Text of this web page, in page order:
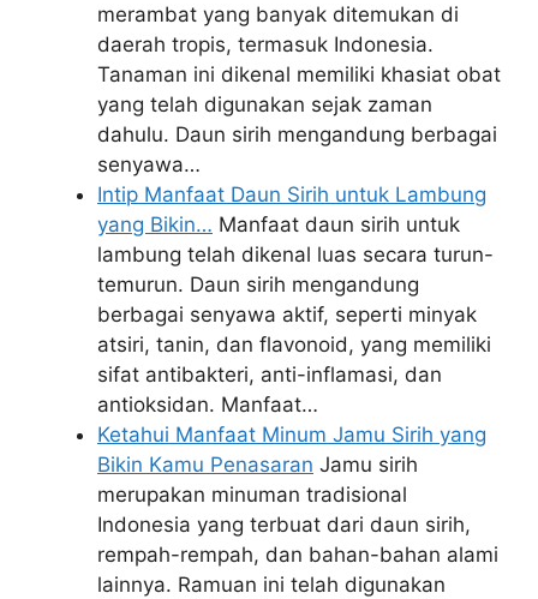
merambat yang banyak ditemukan di
daerah tropis, termasuk Indonesia.
Tanaman ini dikenal memiliki khasiat obat
yang telah digunakan sejak zaman
dahulu. Daun sirih mengandung berbagai
senyawa…
Intip Manfaat Daun Sirih untuk Lambung
yang Bikin… Manfaat daun sirih untuk
lambung telah dikenal luas secara turun-
temurun. Daun sirih mengandung
berbagai senyawa aktif, seperti minyak
atsiri, tanin, dan flavonoid, yang memiliki
sifat antibakteri, anti-inflamasi, dan
antioksidan. Manfaat…
Ketahui Manfaat Minum Jamu Sirih yang
Bikin Kamu Penasaran Jamu sirih
merupakan minuman tradisional
Indonesia yang terbuat dari daun sirih,
rempah-rempah, dan bahan-bahan alami
lainnya. Ramuan ini telah digunakan